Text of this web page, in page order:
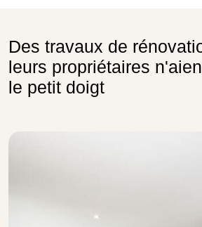
Des travaux de
leurs propriétaires
le petit doigt